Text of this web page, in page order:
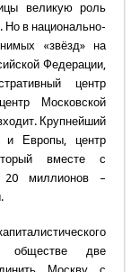
великую роль
Но в национально-
«звёзд» на
Федерации,
центр
Московской
Крупнейший
и Европы, центр
вместе с
20 миллионов –
обществе две